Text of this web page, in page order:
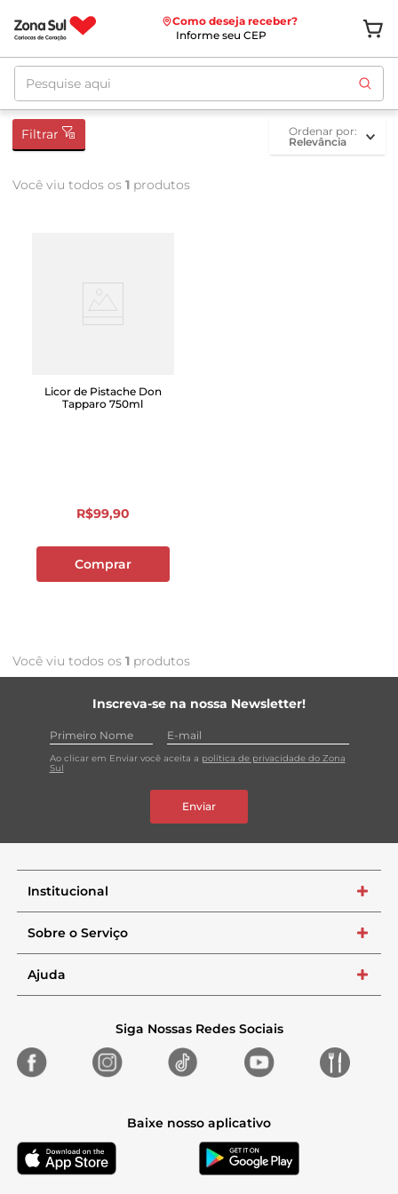
Como deseja receber?
Informe seu CEP
Pesquise aqui
Filtrar
ordenar por
Relevância
Você viu todos os 1 produtos
Licor de Pistache Don
Tapparo 750ml
R$99,90
Comprar
Você viu todos os 1 produtos
Inscreva-se na nossa Newsletter!
Ao clicar em Enviar você aceita a política de privacidade do Zona
Sul
Enviar
Institucional +
Sobre o Serviço +
Ajuda +
Siga Nossas Redes Sociais
Baixe nosso aplicativo